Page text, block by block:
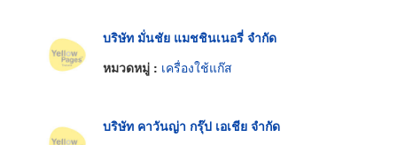
บริษัท มั่นชัย แมชชินเนอรี่ จำกัด
หมวดหมู่ : เครื่องใช้แก๊ส
บริษัท คาวันญ่า กรุ๊ป เอเชีย จำกัด